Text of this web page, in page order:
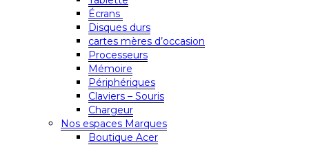
Écrans
Disques durs
cartes mères d’occasion
Processeurs
Mémoire
Périphériques
Claviers – Souris
Chargeur
Nos espaces Marques
Boutique Acer